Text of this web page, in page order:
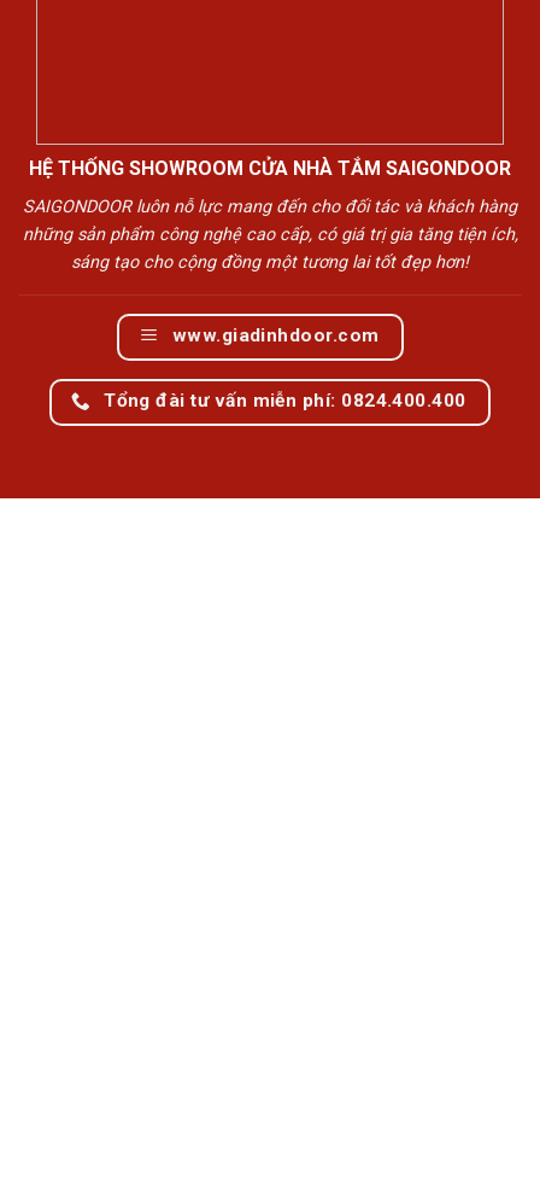
HỆ THỐNG SHOWROOM CỬA NHÀ TẮM SAIGONDOOR
SAIGONDOOR luôn nỗ lực mang đến cho đối tác và khách hàng
những sản phẩm công nghệ cao cấp, có giá trị gia tăng tiện ích,
sáng tạo cho cộng đồng một tương lai tốt đẹp hơn!
www.giadinhdoor.com
Tổng đài tư vấn miễn phí: 0824.400.400